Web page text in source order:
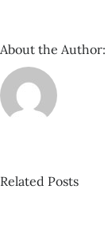
About the Author:
Related Posts